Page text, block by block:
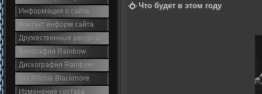
Что будет в этом году